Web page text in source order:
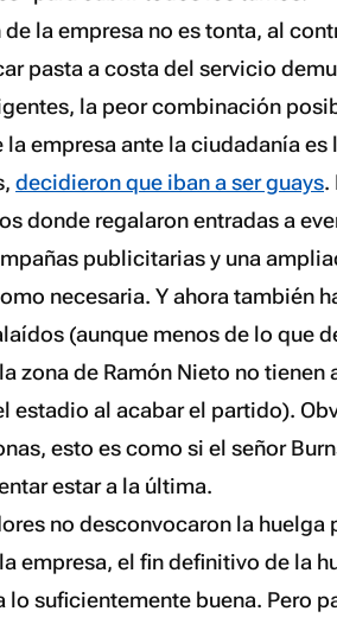
la empresa no es tonta, al
pasta a costa del servicio
la peor combinación
la empresa ante la ciudadanía es
decidieron que iban a ser guays.
donde regalaron entradas a
publicitarias y una
necesaria. Y ahora también
(aunque menos de lo que
zona de Ramón Nieto no tienen
estadio al acabar el partido).
esto es como si el señor
estar a la última.
no desconvocaron la huelga
empresa, el fin definitivo de la
lo suficientemente buena. Pero